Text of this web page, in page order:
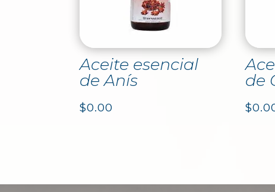
Aceite esencial
de Anís
$0.00
de
$